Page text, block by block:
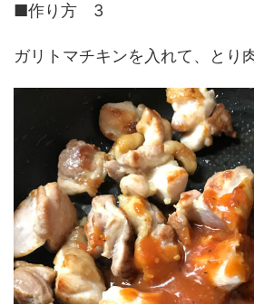
■作り方 3
ガリトマチキンを入れて、とり